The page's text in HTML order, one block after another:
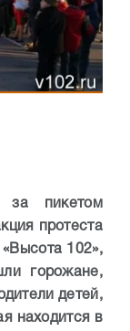
за пикетом
протеста
102»,
горожане,
детей,
находится в